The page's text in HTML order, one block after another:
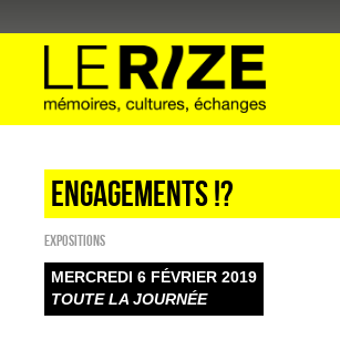
Engagements !?
EXPOSITIONS
MERCREDI 6 FÉVRIER 2019
TOUTE LA JOURNÉE